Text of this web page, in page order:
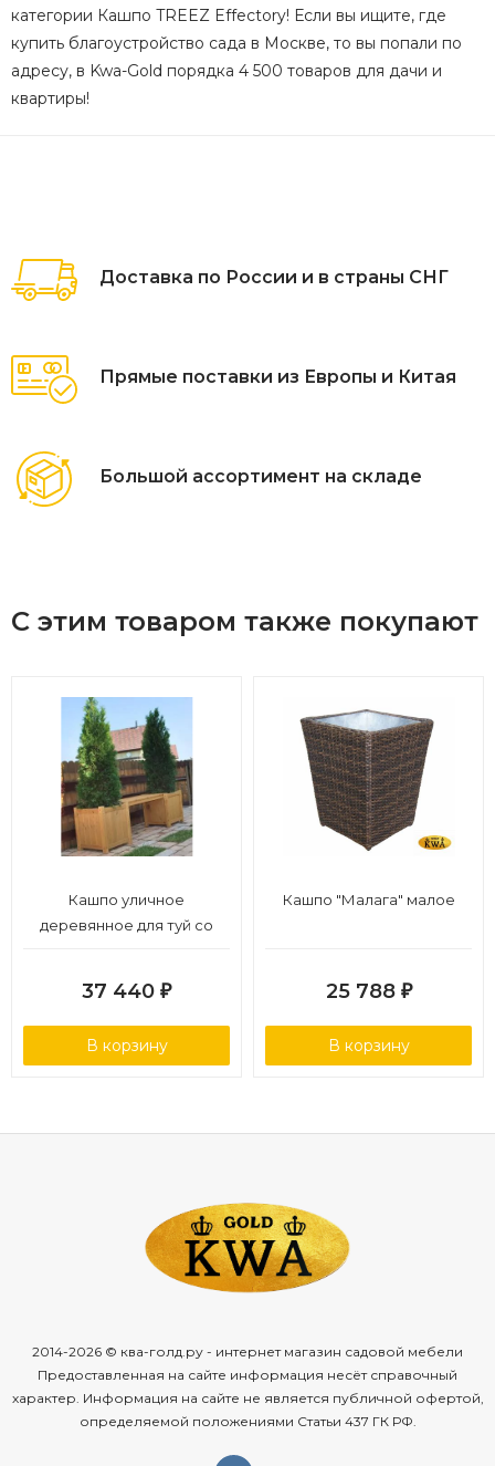
категории Кашпо TREEZ Effectory! Если вы ищите, где
купить благоустройство сада в Москве, то вы попали по
адресу, в Kwa-Gold порядка 4 500 товаров для дачи и
квартиры!
Доставка по России и в страны СНГ
Прямые поставки из Европы и Китая
Большой ассортимент на складе
С этим товаром также покупают
Кашпо уличное
деревянное для туй со
37 440 ₽
В корзину
Кашпо "Малага" малое
25 788 ₽
В корзину
2014-2026 © ква-голд.ру - интернет магазин садовой мебели
Предоставленная на сайте информация несёт справочный
характер. Информация на сайте не является публичной офертой,
определяемой положениями Статьи 437 ГК РФ.